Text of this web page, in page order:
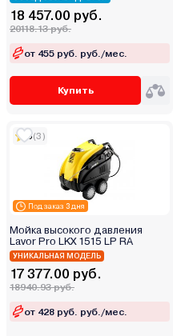
Kranzle
Kwazar
Lifan
Mazzoni
Newjel
No Brand
Oasis
Oleo-mac
P.I.T.
Partisan
Pioneer
18 457.00 руб.
20118.13 руб.
от 455 руб. руб./мес.
Купить
Под заказ 3 дня
5(3)
Мойка высокого давления
Lavor Pro LKX 1515 LP RA
УНИКАЛЬНАЯ МОДЕЛЬ
17 377.00 руб.
18940.93 руб.
от 428 руб. руб./мес.